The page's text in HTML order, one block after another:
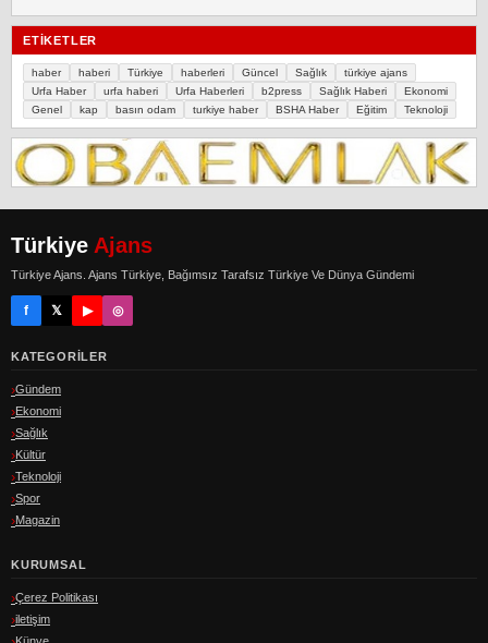
ETIKETLER
haber haberi Türkiye haberleri Güncel Sağlık
türkiye ajans
Urfa Haber
urfa haberi Urfa Haberleri b2press Sağlık Haberi
Ekonomi
Genel
kap basın odam turkiye haber BSHA Haber Eğitim Teknoloji
Türkiye Ajans
Türkiye Ajans. Ajans Türkiye, Bağımsız Tarafsız Türkiye Ve Dünya Gündemi
f 𝕏 ▶ ◎
KATEGORILER
Gündem
Ekonomi
Sağlık
Kültür
Teknoloji
Spor
Magazin
KURUMSAL
Çerez Politikası
iletişim